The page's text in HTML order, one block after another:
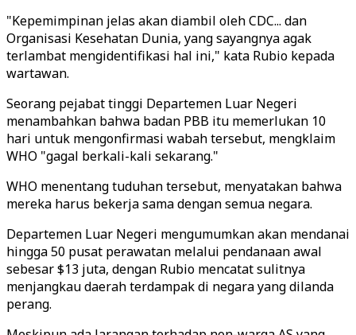
"Kepemimpinan jelas akan diambil oleh CDC... dan
Organisasi Kesehatan Dunia, yang sayangnya agak
terlambat mengidentifikasi hal ini," kata Rubio kepada
wartawan.
Seorang pejabat tinggi Departemen Luar Negeri
menambahkan bahwa badan PBB itu memerlukan 10
hari untuk mengonfirmasi wabah tersebut, mengklaim
WHO "gagal berkali-kali sekarang."
WHO menentang tuduhan tersebut, menyatakan bahwa
mereka harus bekerja sama dengan semua negara.
Departemen Luar Negeri mengumumkan akan mendanai
hingga 50 pusat perawatan melalui pendanaan awal
sebesar $13 juta, dengan Rubio mencatat sulitnya
menjangkau daerah terdampak di negara yang dilanda
perang.